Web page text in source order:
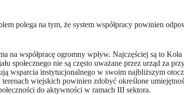
polega na tym, że system współpracy powinien
współpracę ogromny wpływ. Najczęściej są to
społecznego nie są często uważane przez urząd za
wsparcia instytucjonalnego w swoim najbliższym
wiejskich powinien zdobyć określone
do aktywności w ramach III sektora.